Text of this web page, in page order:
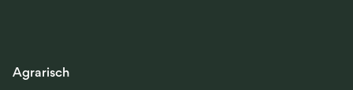
Agrarisch